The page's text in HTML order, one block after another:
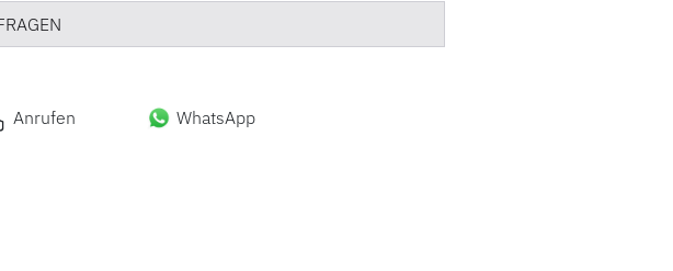
Anrufen WhatsApp